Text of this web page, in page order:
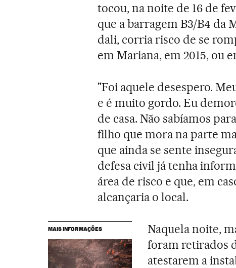
tocou, na noite de 16 de
que a barragem B3/B4 da
dali, corria risco de se
em Mariana, em 2015, ou
"Foi aquele desespero.
e é muito gordo. Eu
de casa. Não sabíamos
filho que mora na parte
que ainda se sente
defesa civil já tenha
área de risco e que, em
alcançaria o local.
MAIS INFORMAÇÕES
Naquela noite,
foram retirados
atestarem a